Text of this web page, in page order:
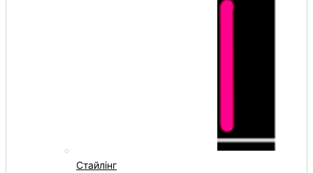
Стайлінг